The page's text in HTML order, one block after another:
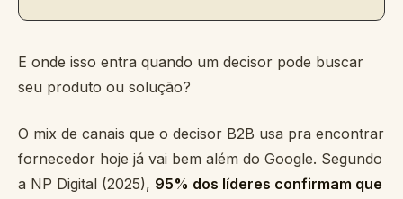
E onde isso entra quando um decisor pode buscar
seu produto ou solução?
O mix de canais que o decisor B2B usa pra encontrar
fornecedor hoje já vai bem além do Google. Segundo
a NP Digital (2025), 95% dos líderes confirmam que